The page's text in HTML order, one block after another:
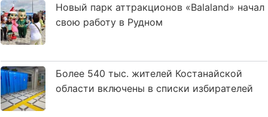
Новый парк аттракционов «Balaland» начал
свою работу в Рудном
Более 540 тыс. жителей Костанайской
области включены в списки избирателей